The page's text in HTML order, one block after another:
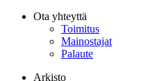
Ota yhteyttä
Toimitus
Mainostajat
Palaute
Arkisto